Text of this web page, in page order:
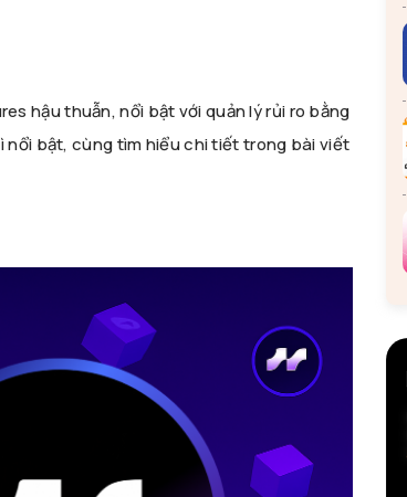
hậu thuẫn, nổi bật với quản lý rủi ro bằng
nổi bật, cùng tìm hiểu chi tiết trong bài viết